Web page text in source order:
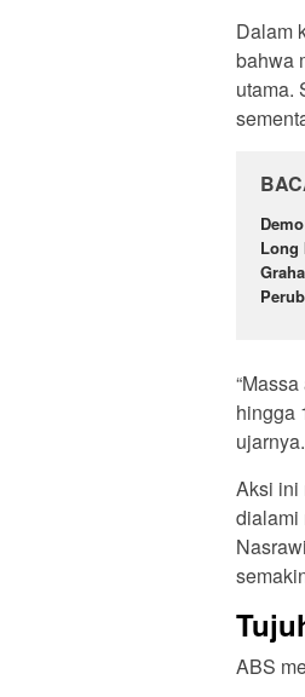
Dalam
bahwa
utama.
Long
hingga
ujarnya.
Aksi ini
dialami
ABS